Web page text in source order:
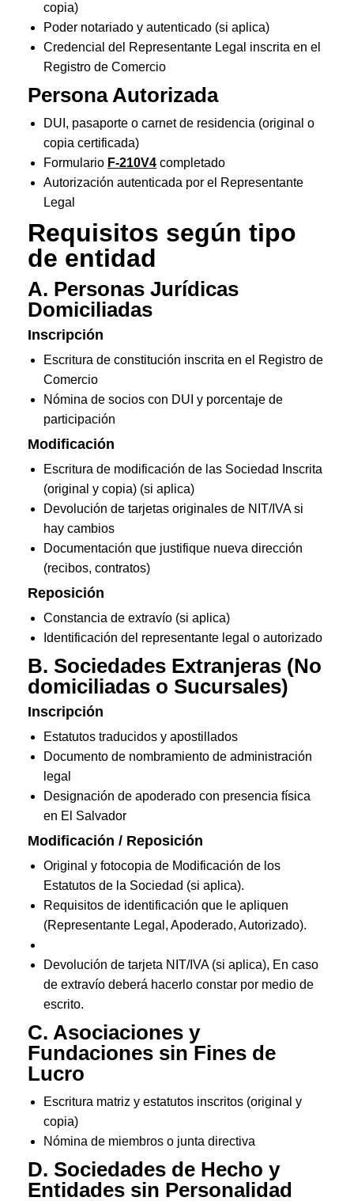
copia)
Poder notariado y autenticado (si aplica)
Credencial del Representante Legal inscrita en el
Registro de Comercio
Persona Autorizada
DUI, pasaporte o carnet de residencia (original o
copia certificada)
Formulario F-210V4 completado
Autorización autenticada por el Representante
Legal
Requisitos según tipo
de entidad
A. Personas Jurídicas
Domiciliadas
Inscripción
Escritura de constitución inscrita en el Registro de
Comercio
Nómina de socios con DUI y porcentaje de
participación
Modificación
Escritura de modificación de las Sociedad Inscrita
(original y copia) (si aplica)
Devolución de tarjetas originales de NIT/IVA si
hay cambios
Documentación que justifique nueva dirección
(recibos, contratos)
Reposición
Constancia de extravío (si aplica)
Identificación del representante legal o autorizado
B. Sociedades Extranjeras (No
domiciliadas o Sucursales)
Inscripción
Estatutos traducidos y apostillados
Documento de nombramiento de administración
legal
Designación de apoderado con presencia física
en El Salvador
Modificación / Reposición
Original y fotocopia de Modificación de los
Estatutos de la Sociedad (si aplica).
Requisitos de identificación que le apliquen
(Representante Legal, Apoderado, Autorizado).
Devolución de tarjeta NIT/IVA (si aplica), En caso
de extravío deberá hacerlo constar por medio de
escrito.
C. Asociaciones y
Fundaciones sin Fines de
Lucro
Escritura matriz y estatutos inscritos (original y
copia)
Nómina de miembros o junta directiva
D. Sociedades de Hecho y
Entidades sin Personalidad